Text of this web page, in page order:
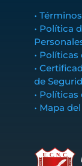
•
• Política
•
•
de
•
• Mapa